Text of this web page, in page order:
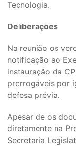
Tecnologia.
Deliberações
Na reunião os
notificação ao
instauração da
prorrogáveis por
defesa prévia.
Apesar de os
diretamente na
Secretaria